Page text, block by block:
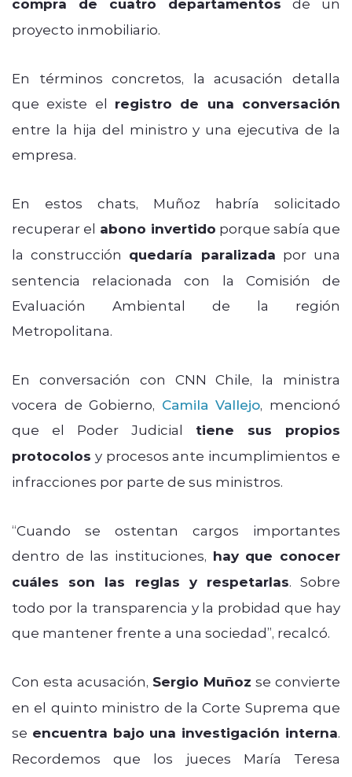
proyecto inmobiliario.
En términos concretos, la acusación detalla
que existe el registro de una conversación
entre la hija del ministro y una ejecutiva de la
empresa.
En estos chats, Muñoz habría solicitado
recuperar el abono invertido porque sabía que
la construcción quedaría paralizada por una
sentencia relacionada con la Comisión de
Evaluación Ambiental de la región
Metropolitana.
En conversación con CNN Chile, la ministra
vocera de Gobierno, Camila Vallejo, mencionó
que el Poder Judicial tiene sus propios
protocolos y procesos ante incumplimientos e
infracciones por parte de sus ministros.
“Cuando se ostentan cargos importantes
dentro de las instituciones, hay que conocer
cuáles son las reglas y respetarlas. Sobre
todo por la transparencia y la probidad que hay
que mantener frente a una sociedad”, recalcó.
Con esta acusación, Sergio Muñoz se convierte
en el quinto ministro de la Corte Suprema que
se encuentra bajo una investigación interna.
Recordemos que los jueces María Teresa